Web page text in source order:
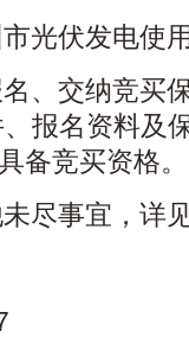
光伏发电使
名、交纳竞买
报名资料及
备竞买资格。
尽事宜，详